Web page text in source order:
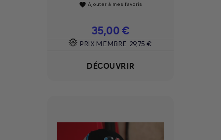
favorite Ajouter à mes favoris
Prix
35,00 €
PRIX MEMBRE 29,75 €
DÉCOUVRIR